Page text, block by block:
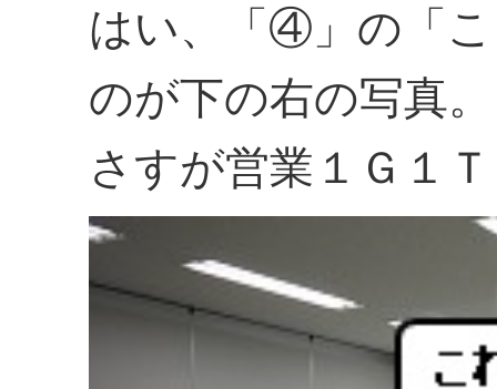
はい、「④」の「
のが下の右の写真。
さすが営業１Ｇ１